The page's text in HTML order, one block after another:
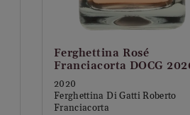
Ferghettina Rosé
Franciacorta DOCG
2020
Ferghettina Di Gatti Roberto
Franciacorta